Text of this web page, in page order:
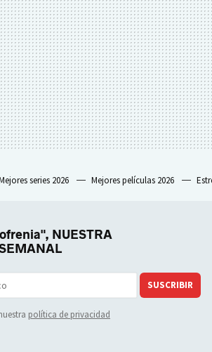
series 2026 Mejores películas 2026
NUESTRA
SUSCRIBIR
política de privacidad